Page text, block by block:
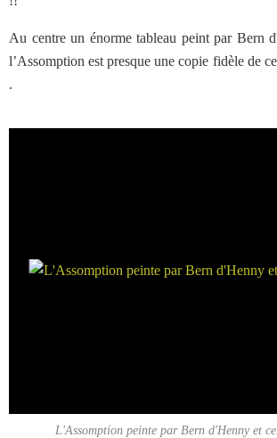
Au centre un énorme tableau peint par Bern
l’Assomption est presque une copie fidèle de
.
L'Assomption peinte par Bern d'Henny et